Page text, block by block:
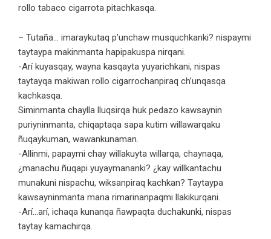
rollo tabaco cigarrota pitachkasqa.
– Tutaña… imaraykutaq p’unchaw musquchkanki? nispaymi
taytaypa makinmanta hapipakuspa nirqani.
-Arí kuyasqay, wayna kasqayta yuyarichkani, nispas
taytayqa makiwan rollo cigarrochanpiraq ch’unqasqa
kachkasqa.
Siminmanta chaylla lluqsirqa huk pedazo kawsaynin
puriyninmanta, chiqaptaqa sapa kutim willawarqaku
ñuqaykuman, wawankunaman.
-Allinmi, papaymi chay willakuyta willarqa, chaynaqa,
¿manachu ñuqapi yuyaymananki? ¿kay willkantachu
munakuni nispachu, wiksanpiraq kachkan? Taytaypa
kawsayninmanta mana rimarinanpaqmi llakikurqani.
-Arí…arí, ichaqa kunanqa ñawpaqta duchakunki, nispas
taytay kamachirqa.